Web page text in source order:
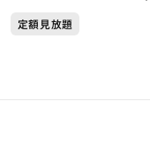
定額見放題